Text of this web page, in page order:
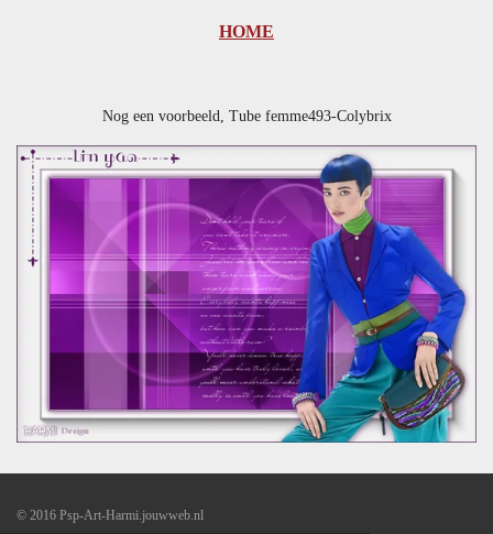
HOME
Nog een voorbeeld, Tube femme493-Colybrix
© 2016 Psp-Art-Harmi.jouwweb.nl